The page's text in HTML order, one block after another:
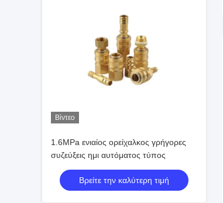
Βίντεο
1.6MPa ενιαίος ορείχαλκος γρήγορες
συζεύξεις ημι αυτόματος τύπος
Βρείτε την καλύτερη τιμή